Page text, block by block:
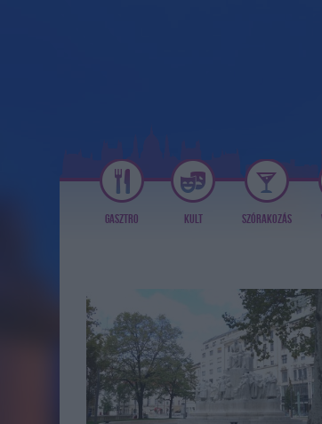
GASZTRO KULT SZÓRAKOZÁS